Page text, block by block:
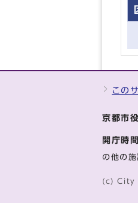
この
京都市
開庁時
の他の
(c) City